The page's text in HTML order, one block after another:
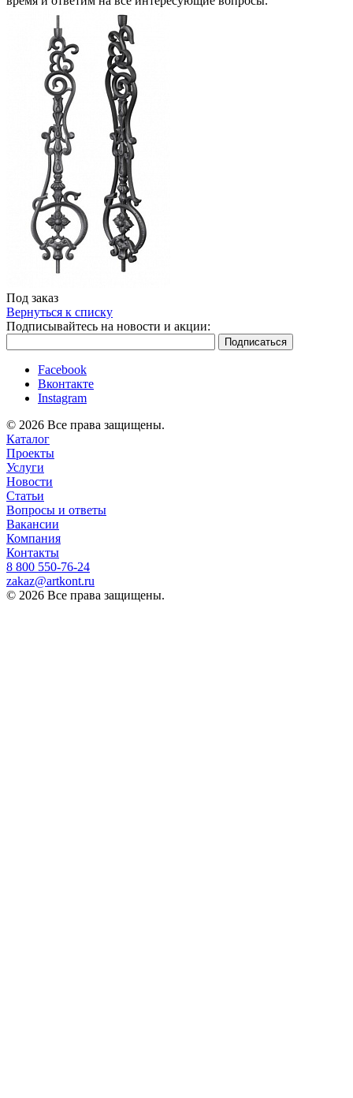
Под заказ
Вернуться к списку
Подписывайтесь на новости и акции:
Facebook
Вконтакте
Instagram
© 2026 Все права защищены.
Каталог
Проекты
Услуги
Новости
Статьи
Вопросы и ответы
Вакансии
Компания
Контакты
8 800 ‎550-76-24
zakaz@artkont.ru
© 2026 Все права защищены.